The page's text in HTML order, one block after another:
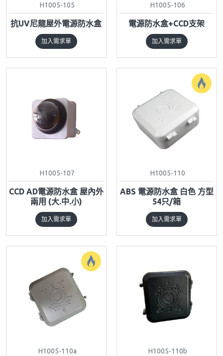
H1005-105
抗UV尼龍屋外電源防水盒
加入需求單
H1005-106
電源防水盒+CCD支架
加入需求單
H1005-107
CCD AD電源防水盒 屋內外
兩用 (大.中.小)
加入需求單
H1005-110
ABS 電源防水盒 白色 方型
54只/箱
加入需求單
H1005-110a H1005-110b